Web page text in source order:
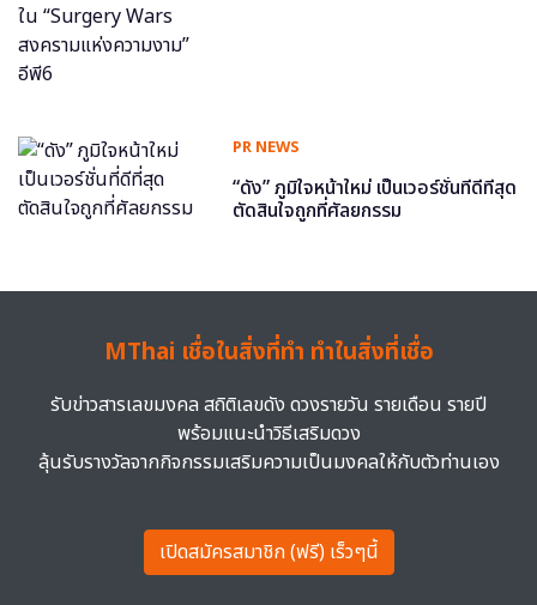
PR NEWS
“ดัง” ภูมิใจหน้าใหม่ เป็นเวอร์ชั่นที่ดีที่สุด
ตัดสินใจถูกที่ศัลยกรรม
MThai เชื่อในสิ่งที่ทำ ทำในสิ่งที่เชื่อ
รับข่าวสารเลขมงคล สถิติเลขดัง ดวงรายวัน รายเดือน รายปี
พร้อมแนะนำวิธีเสริมดวง
ลุ้นรับรางวัลจากกิจกรรมเสริมความเป็นมงคลให้กับตัวท่านเอง
เปิดสมัครสมาชิก (ฟรี) เร็วๆนี้